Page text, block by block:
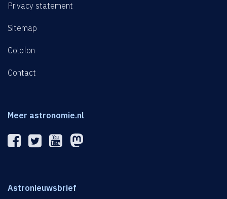
Privacy statement
Sitemap
Colofon
Contact
Meer astronomie.nl
Astronieuwsbrief